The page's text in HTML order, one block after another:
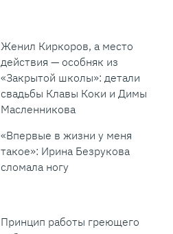
Женил Киркоров, а место
действия — особняк из
«Закрытой школы»: детали
свадьбы Клавы Коки и Димы
Масленникова
«Впервые в жизни у меня
такое»: Ирина Безрукова
сломала ногу
Принцип работы греющего